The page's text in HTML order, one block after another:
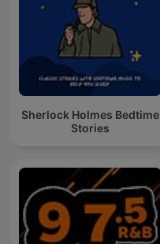
Sherlock Holmes Bedtime
Stories